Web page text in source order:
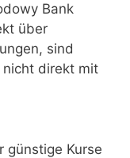
Bank
über
sind
nicht direkt mit
günstige Kurse